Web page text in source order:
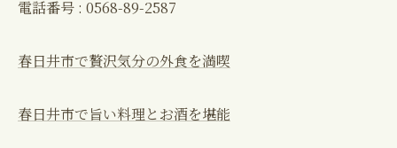
電話番号 : 0568-89-2587
春日井市で贅沢気分の外食を満喫
春日井市で旨い料理とお酒を堪能